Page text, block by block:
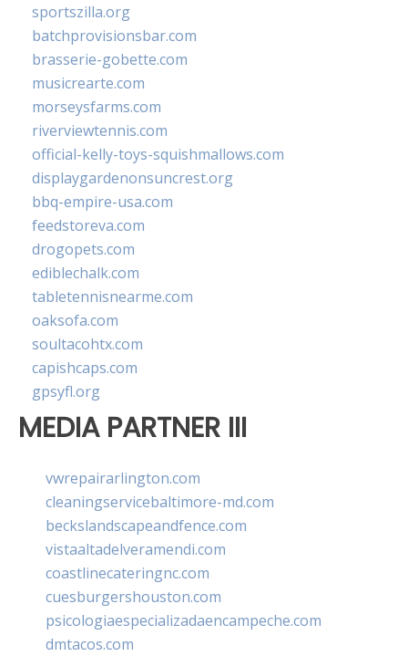
sportszilla.org
batchprovisionsbar.com
brasserie-gobette.com
musicrearte.com
morseysfarms.com
riverviewtennis.com
official-kelly-toys-squishmallows.com
displaygardenonsuncrest.org
bbq-empire-usa.com
feedstoreva.com
drogopets.com
ediblechalk.com
tabletennisnearme.com
oaksofa.com
soultacohtx.com
capishcaps.com
gpsyfl.org
MEDIA PARTNER III
vwrepairarlington.com
cleaningservicebaltimore-md.com
beckslandscapeandfence.com
vistaaltadelveramendi.com
coastlinecateringnc.com
cuesburgershouston.com
psicologiaespecializadaencampeche.com
dmtacos.com